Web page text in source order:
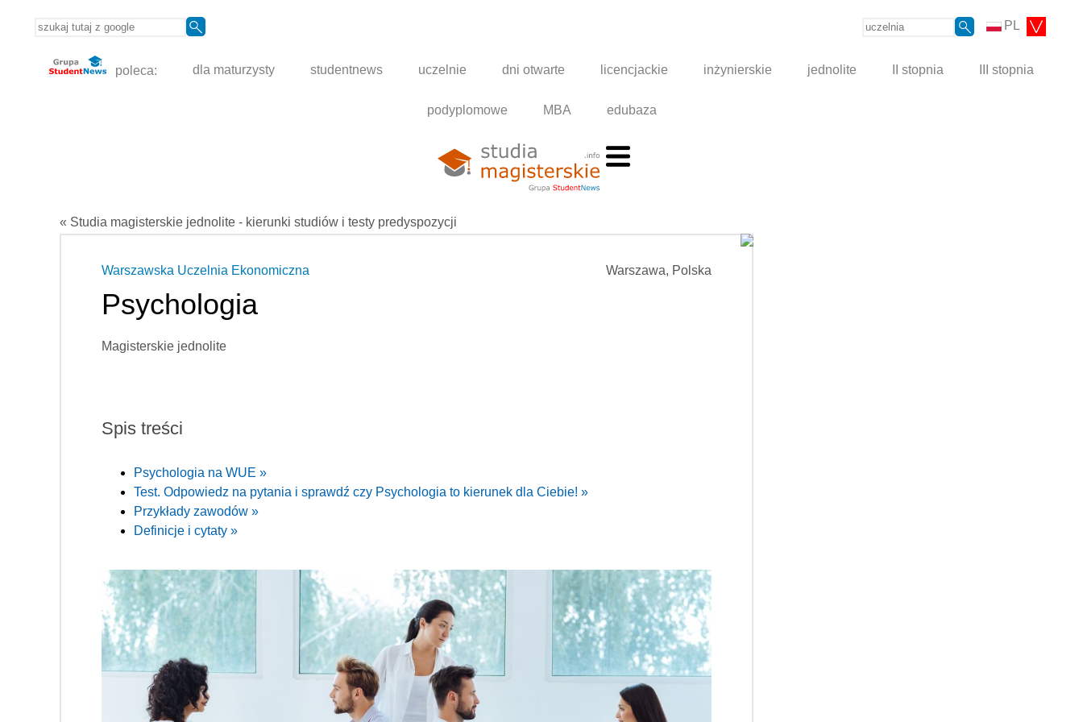
PL
poleca: dla maturzysty studentnews uczelnie dni otwarte licencjackie inżynierskie jednolite II stopnia III stopnia
podyplomowe MBA edubaza
« Studia magisterskie jednolite - kierunki studiów i testy predyspozycji
Warszawa, Polska
Warszawska Uczelnia Ekonomiczna
Psychologia
Magisterskie jednolite
Spis treści
Psychologia na WUE »
Test. Odpowiedz na pytania i sprawdź czy Psychologia to kierunek dla Ciebie! »
Przykłady zawodów »
Definicje i cytaty »